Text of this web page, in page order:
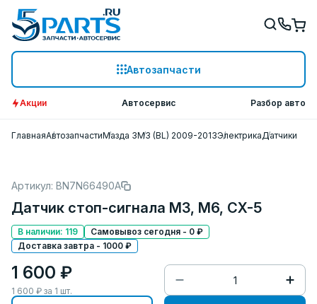
Автозапчасти
Акции Автосервис Разбор авто
ГлавнаяАвтозапчастиМазда 3M3 (BL) 2009-2013ЭлектрикаДатчики
Артикул: BN7N66490A
Датчик стоп-сигнала M3, M6, CX-5
В наличии: 119
Самовывоз сегодня - 0 ₽
Доставка завтра - 1000 ₽
1 600 ₽
1 600 ₽ за 1 шт.